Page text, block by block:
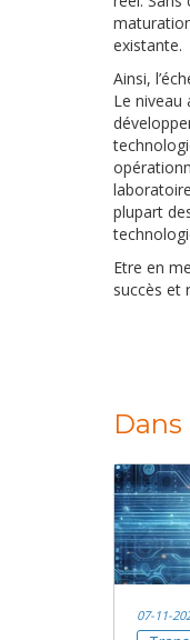
existante.
Ainsi,
Le niveau
plupart
Etre en
succès et
07-11-